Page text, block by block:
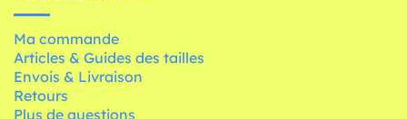
Ma commande
Articles & Guides des tailles
Envois & Livraison
Retours
Plus de questions